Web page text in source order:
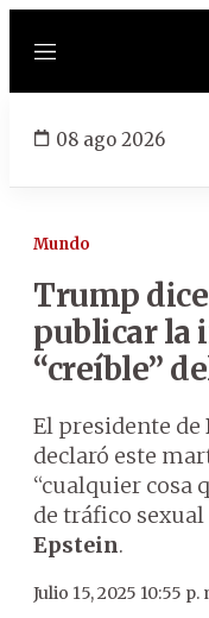
Menú
08 ago 2026
Mundo
Trump
publicar la
“creíble”
El presidente de
declaró este
“cualquier cosa
de tráfico
Epstein.
Julio 15, 2025 10:55 p.